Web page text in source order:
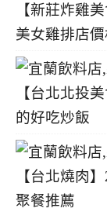
【新莊炸雞
美女雞排店
【台北北投
的好吃炒飯
【台北燒肉
聚餐推薦